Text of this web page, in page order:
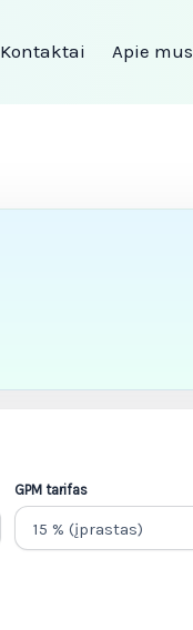
Kontaktai Apie mus
GPM tarifas